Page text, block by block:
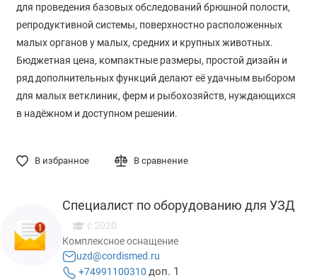
для проведения базовых обследований брюшной полости,
репродуктивной системы, поверхностно расположенных
малых органов у малых, средних и крупных животных.
Бюджетная цена, компактные размеры, простой дизайн и
ряд дополнительных функций делают её удачным выбором
для малых ветклиник, ферм и рыбохозяйств, нуждающихся
в надёжном и доступном решении.
В избранное В сравнение
Специалист по оборудованию для УЗД
с 2020
Комплексное оснащение
uzd@cordismed.ru
+74991100310 доп. 1